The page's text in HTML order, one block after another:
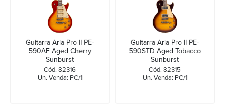
Guitarra Aria Pro II PE-
590AF Aged Cherry
Sunburst
Cód. 82316
Un. Venda: PC/1
Guitarra Aria Pro II PE-
590STD Aged Tobacco
Sunburst
Cód. 82315
Un. Venda: PC/1